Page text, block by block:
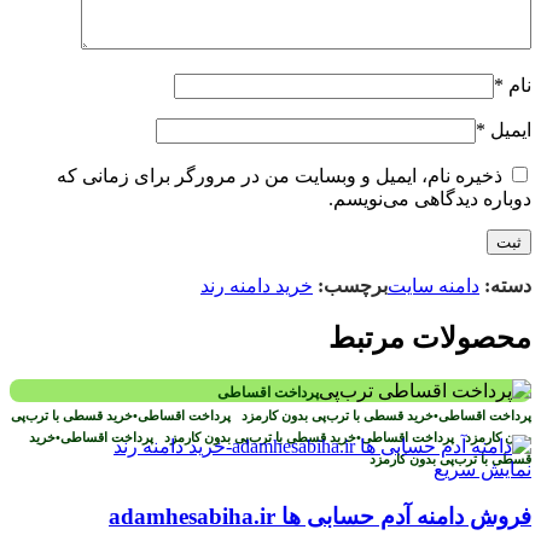
نام *
ایمیل *
ذخیره نام، ایمیل و وبسایت من در مرورگر برای زمانی که
دوباره دیدگاهی می‌نویسم.
دسته: دامنه سایتبرچسب: خرید دامنه رند
محصولات مرتبط
پرداخت اقساطی
پرداخت اقساطی•خرید قسطی با ترب‌پی بدون کارمزد پرداخت اقساطی•خرید قسطی با ترب‌پی
بدون کارمزد پرداخت اقساطی•خرید قسطی با ترب‌پی بدون کارمزد پرداخت اقساطی•خرید
قسطی با ترب‌پی بدون کارمزد
نمایش سریع
فروش دامنه آدم حسابی ها adamhesabiha.ir